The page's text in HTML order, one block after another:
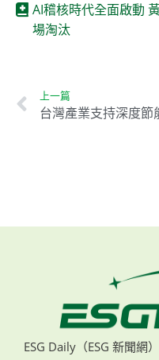
AI稽核時代全面啟動
場淘汰
上一篇
ESG Daily（ESG 新聞網